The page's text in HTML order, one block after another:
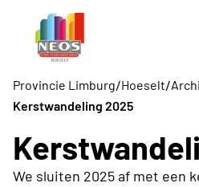
Provincie Limburg/Hoeselt/
Kerstwandeling 2025
We sluiten 2025 af met een